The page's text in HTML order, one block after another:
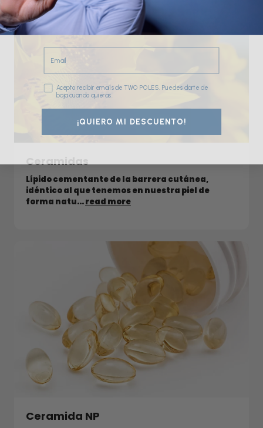
Ceramidas
Lípido cementante de la barrera cutánea,
idéntico al que tenemos en nuestra piel de
forma natu...read more
Ceramida NP
Email
Consentimiento
Acepto recibir emails de TWO POLES. Puedes darte de
baja cuando quieras.
¡QUIERO MI DESCUENTO!